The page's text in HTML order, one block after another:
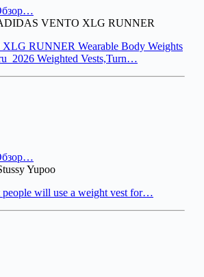
ADIDAS VENTO XLG RUNNER
RUNNER Wearable Body Weights
Weighted Vests,Turn…
Yupoo
people will use a weight vest for…